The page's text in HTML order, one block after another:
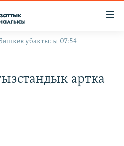
убактысы 07:54
артка